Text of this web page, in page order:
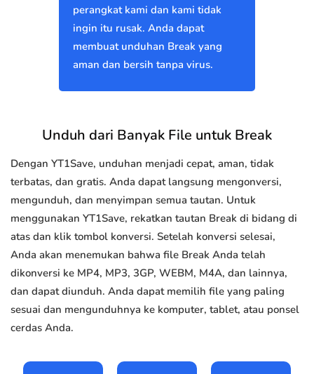
perangkat kami dan kami tidak
ingin itu rusak. Anda dapat
membuat unduhan Break yang
aman dan bersih tanpa virus.
Unduh dari Banyak File untuk Break
Dengan YT1Save, unduhan menjadi cepat, aman, tidak
terbatas, dan gratis. Anda dapat langsung mengonversi,
mengunduh, dan menyimpan semua tautan. Untuk
menggunakan YT1Save, rekatkan tautan Break di bidang di
atas dan klik tombol konversi. Setelah konversi selesai,
Anda akan menemukan bahwa file Break Anda telah
dikonversi ke MP4, MP3, 3GP, WEBM, M4A, dan lainnya,
dan dapat diunduh. Anda dapat memilih file yang paling
sesuai dan mengunduhnya ke komputer, tablet, atau ponsel
cerdas Anda.